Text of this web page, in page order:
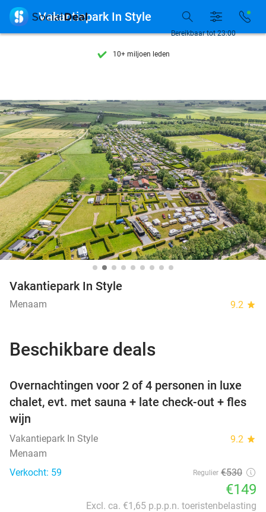
7 dagen per week beschikbaar
10+ miljoen leden
7 dagen per week beschikbaar
10+ miljoen leden
Bereikbaar tot 23:00
 Vakantiepark In Style
Vakantiepark In Style
Menaam 9.2 star
Beschikbare deals
Overnachtingen voor 2 of 4 personen in luxe
chalet, evt. met sauna + late check-out + fles
wijn
Vakantiepark In Style 9.2 star
Menaam
Verkocht: 59
Regulier €530
€149
Excl. ca. €1,65 p.p.p.n. toeristenbelasting